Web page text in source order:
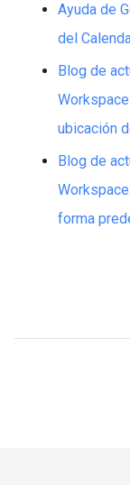
Ayuda de
del
Blog de
ubicación
Blog de
forma